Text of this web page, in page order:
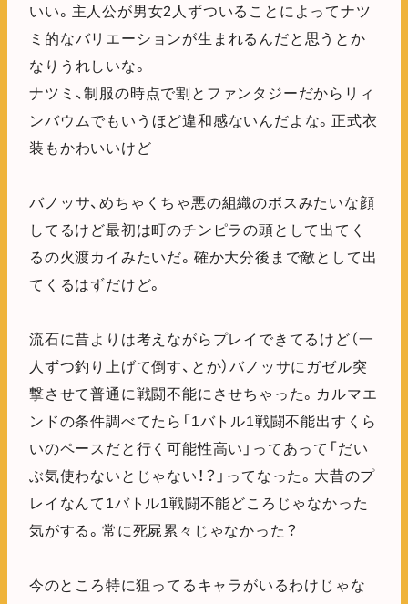
いい。主人公が男女2人ずついることによってナツ
ミ的なバリエーションが生まれるんだと思うとか
なりうれしいな。
ナツミ、制服の時点で割とファンタジーだからリィ
ンバウムでもいうほど違和感ないんだよな。正式衣
装もかわいいけど
バノッサ、めちゃくちゃ悪の組織のボスみたいな顔
してるけど最初は町のチンピラの頭として出てく
るの火渡カイみたいだ。確か大分後まで敵として出
てくるはずだけど。
流石に昔よりは考えながらプレイできてるけど（一
人ずつ釣り上げて倒す、とか）バノッサにガゼル突
撃させて普通に戦闘不能にさせちゃった。カルマエ
ンドの条件調べてたら「1バトル1戦闘不能出すくら
いのペースだと行く可能性高い」ってあって「だい
ぶ気使わないとじゃない！？」ってなった。大昔のプ
レイなんて1バトル1戦闘不能どころじゃなかった
気がする。常に死屍累々じゃなかった？
今のところ特に狙ってるキャラがいるわけじゃな